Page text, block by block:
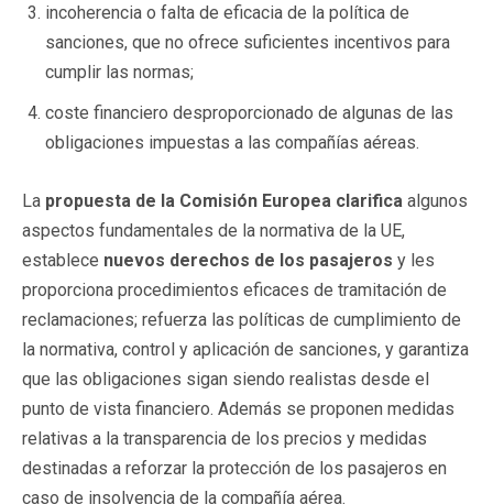
incoherencia o falta de eficacia de la política de
sanciones, que no ofrece suficientes incentivos para
cumplir las normas;
coste financiero desproporcionado de algunas de las
obligaciones impuestas a las compañías aéreas.
La propuesta de la Comisión Europea clarifica algunos
aspectos fundamentales de la normativa de la UE,
establece nuevos derechos de los pasajeros y les
proporciona procedimientos eficaces de tramitación de
reclamaciones; refuerza las políticas de cumplimiento de
la normativa, control y aplicación de sanciones, y garantiza
que las obligaciones sigan siendo realistas desde el
punto de vista financiero. Además se proponen medidas
relativas a la transparencia de los precios y medidas
destinadas a reforzar la protección de los pasajeros en
caso de insolvencia de la compañía aérea.